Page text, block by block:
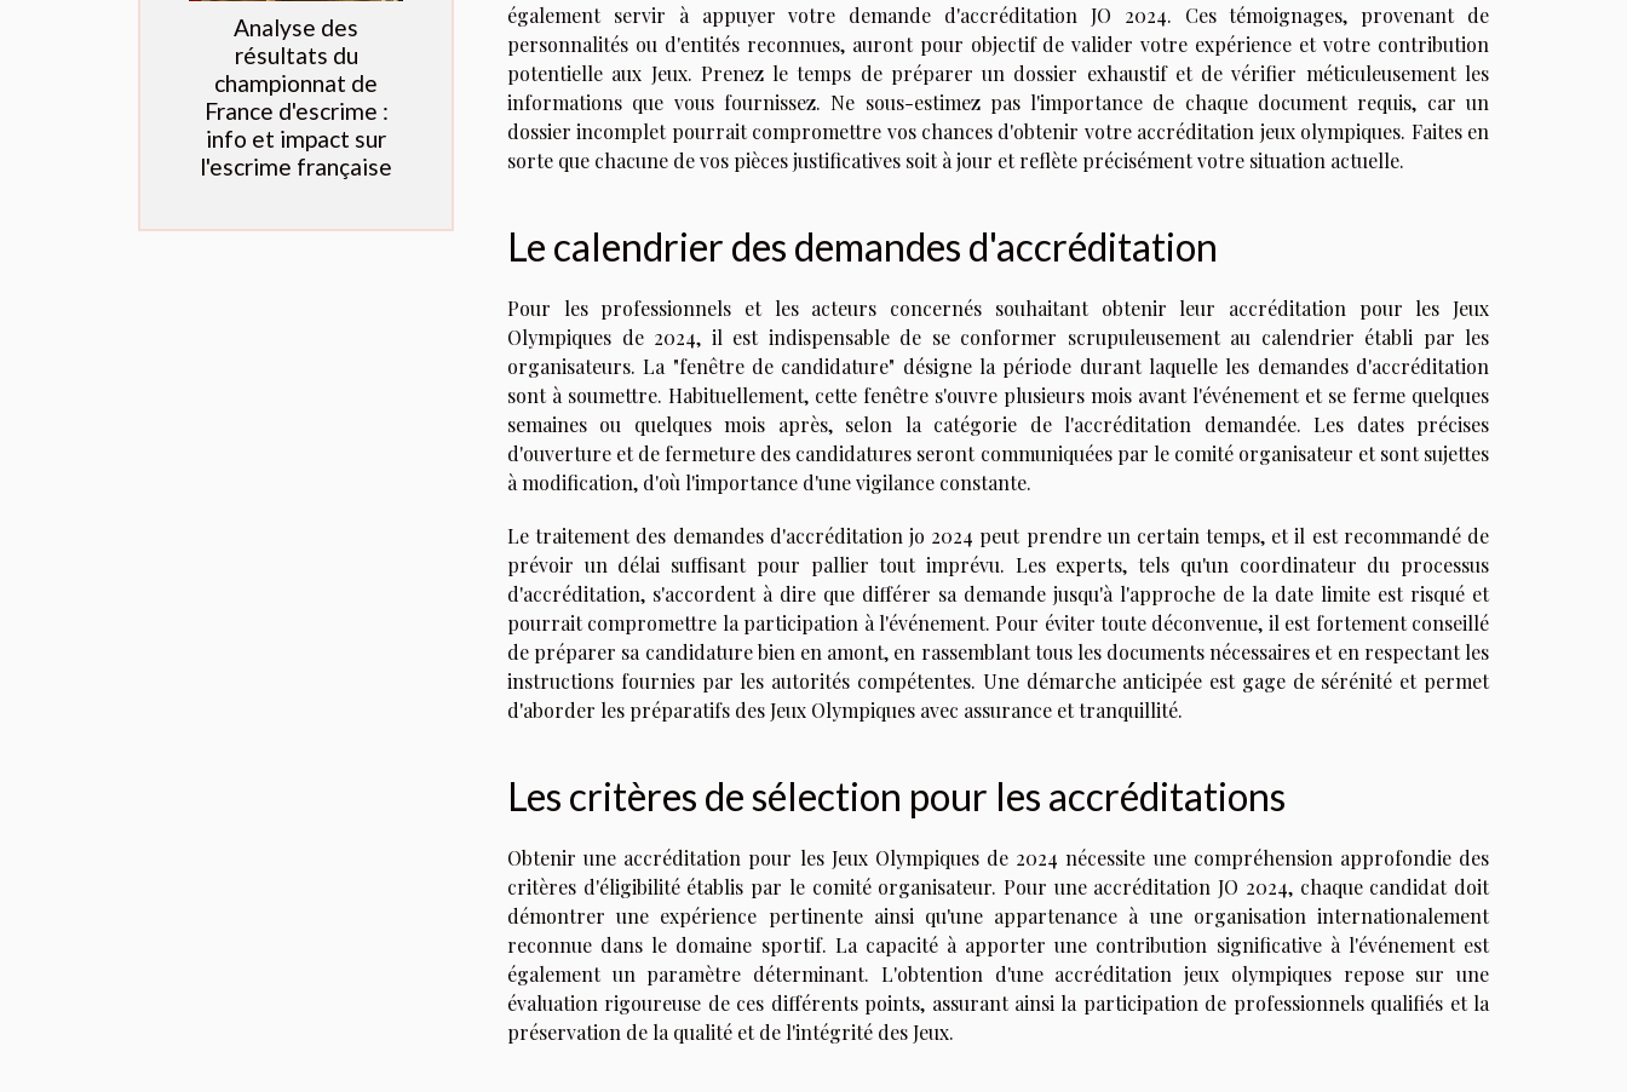
Analyse des
résultats du
championnat de
France d'escrime :
info et impact sur
l'escrime française
également servir à appuyer votre demande d'accréditation JO 2024. Ces témoignages, provenant de
personnalités ou d'entités reconnues, auront pour objectif de valider votre expérience et votre contribution
potentielle aux Jeux. Prenez le temps de préparer un dossier exhaustif et de vérifier méticuleusement les
informations que vous fournissez. Ne sous-estimez pas l'importance de chaque document requis, car un
dossier incomplet pourrait compromettre vos chances d'obtenir votre accréditation jeux olympiques. Faites en
sorte que chacune de vos pièces justificatives soit à jour et reflète précisément votre situation actuelle.
Le calendrier des demandes d'accréditation
Pour les professionnels et les acteurs concernés souhaitant obtenir leur accréditation pour les Jeux
Olympiques de 2024, il est indispensable de se conformer scrupuleusement au calendrier établi par les
organisateurs. La "fenêtre de candidature" désigne la période durant laquelle les demandes d'accréditation
sont à soumettre. Habituellement, cette fenêtre s'ouvre plusieurs mois avant l'événement et se ferme quelques
semaines ou quelques mois après, selon la catégorie de l'accréditation demandée. Les dates précises
d'ouverture et de fermeture des candidatures seront communiquées par le comité organisateur et sont sujettes
à modification, d'où l'importance d'une vigilance constante.
Le traitement des demandes d'accréditation jo 2024 peut prendre un certain temps, et il est recommandé de
prévoir un délai suffisant pour pallier tout imprévu. Les experts, tels qu'un coordinateur du processus
d'accréditation, s'accordent à dire que différer sa demande jusqu'à l'approche de la date limite est risqué et
pourrait compromettre la participation à l'événement. Pour éviter toute déconvenue, il est fortement conseillé
de préparer sa candidature bien en amont, en rassemblant tous les documents nécessaires et en respectant les
instructions fournies par les autorités compétentes. Une démarche anticipée est gage de sérénité et permet
d'aborder les préparatifs des Jeux Olympiques avec assurance et tranquillité.
Les critères de sélection pour les accréditations
Obtenir une accréditation pour les Jeux Olympiques de 2024 nécessite une compréhension approfondie des
critères d'éligibilité établis par le comité organisateur. Pour une accréditation JO 2024, chaque candidat doit
démontrer une expérience pertinente ainsi qu'une appartenance à une organisation internationalement
reconnue dans le domaine sportif. La capacité à apporter une contribution significative à l'événement est
également un paramètre déterminant. L'obtention d'une accréditation jeux olympiques repose sur une
évaluation rigoureuse de ces différents points, assurant ainsi la participation de professionnels qualifiés et la
préservation de la qualité et de l'intégrité des Jeux.